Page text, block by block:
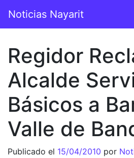
Navegación
Noticias Nayarit
Regidor
Alcalde
Básicos a
Valle de
Publicado el 15/04/2010 por